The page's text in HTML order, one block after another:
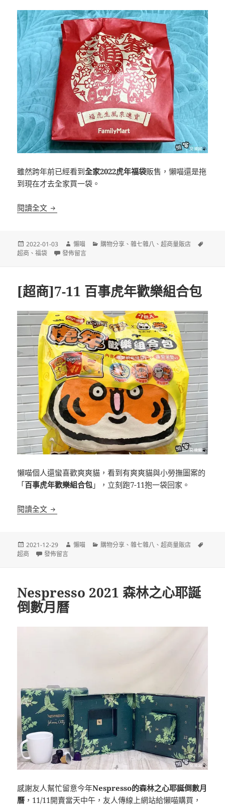
雖然跨年前已經看到全家2022虎年福袋販售，懶喵還是拖
到現在才去全家買一袋。
閱讀全文 [超商]全家 虎年福袋 2022 開箱
發
佈
2022-01-03
作
者
懶喵
分
購物分享 、雜七雜八 、超商量販店
超商 、福袋 在〈[超商]全家 虎年福袋 2022 開箱〉
發佈留言
[超商]7-11 百事虎年歡樂組合包
懶喵個人還蠻喜歡爽爽貓，看到有爽爽貓與小勞撫圖案的
「百事虎年歡樂組合包 」，立刻跑7-11抱一袋回家。
閱讀全文 [超商]7-11 百事虎年歡樂組合包
發
佈
2021-12-29
作
懶喵
分
購物分享 、雜七雜八 、超商量販店
超商 在〈[超商]7-11 百事虎年歡樂組合包〉
發佈留言
Nespresso 2021 森林之心耶誕
倒數月曆
感謝友人幫忙留意今年Nespresso的森林之心耶誕倒數月
曆 ，11/11開賣當天中午，友人傳線上網站給懶喵購買，